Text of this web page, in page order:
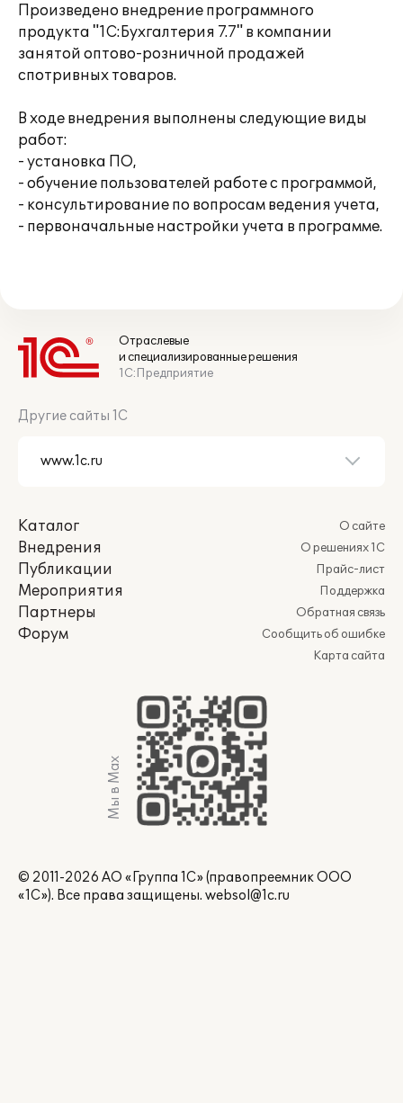
Произведено внедрение программного
продукта "1С:Бухгалтерия 7.7" в компании
занятой оптово-розничной продажей
спотривных товаров.
В ходе внедрения выполнены следующие виды
работ:
- установка ПО,
- обучение пользователей работе с программой,
- консультирование по вопросам ведения учета,
- первоначальные настройки учета в программе.
Отраслевые
и специализированные решения
1С:Предприятие
Другие сайты 1С
Каталог
Внедрения
Публикации
Мероприятия
Партнеры
Форум
О сайте
О решениях 1С
Прайс-лист
Поддержка
Обратная связь
Сообщить об ошибке
Карта сайта
Мы в Max
© 2011-2026 АО «Группа 1С» (правопреемник ООО
«1С»). Все права защищены. websol@1c.ru